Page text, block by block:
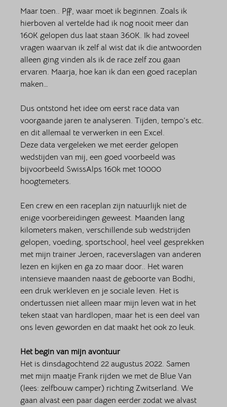
Maar toen.. Pff, waar moet ik beginnen. Zoals ik
hierboven al vertelde had ik nog nooit meer dan
160K gelopen dus laat staan 360K. Ik had zoveel
vragen waarvan ik zelf al wist dat ik die antwoorden
alleen ging vinden als ik de race zelf zou gaan
ervaren. Maarja, hoe kan ik dan een goed raceplan
maken…
Dus ontstond het idee om eerst race data van
voorgaande jaren te analyseren. Tijden, tempo’s etc.
en dit allemaal te verwerken in een Excel.
Deze data vergeleken we met eerder gelopen
wedstijden van mij, een goed voorbeeld was
bijvoorbeeld SwissAlps 160k met 10000
hoogtemeters.
Een crew en een raceplan zijn natuurlijk niet de
enige voorbereidingen geweest. Maanden lang
kilometers maken, verschillende sub wedstrijden
gelopen, voeding, sportschool, heel veel gesprekken
met mijn trainer Jeroen, raceverslagen van anderen
lezen en kijken en ga zo maar door.. Het waren
intensieve maanden naast de geboorte van Bodhi,
een druk werkleven en je sociale leven. Het is
ondertussen niet alleen maar mijn leven wat in het
teken staat van hardlopen, maar het is een deel van
ons leven geworden en dat maakt het ook zo leuk.
Het begin van mijn avontuur
Het is dinsdagochtend 22 augustus 2022. Samen
met mijn maatje Frank rijden we met de Blue Van
(lees: zelfbouw camper) richting Zwitserland. We
gaan alvast een paar dagen eerder zodat we alvast